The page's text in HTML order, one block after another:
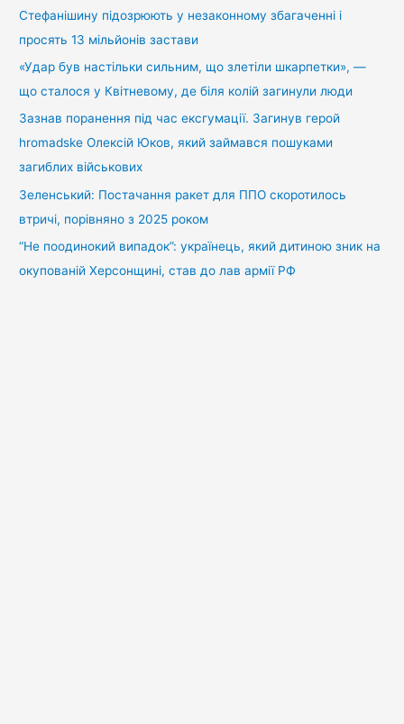
:Стефанішину підозрюють у незаконному збагаченні і
просять 13 мільйонів застави
«Удар був настільки сильним, що злетіли шкарпетки», —
що сталося у Квітневому, де біля колій загинули люди
Зазнав поранення під час ексгумації. Загинув герой
hromadske Олексій Юков, який займався пошуками
загиблих військових
Зеленський: Постачання ракет для ППО скоротилось
втричі, порівняно з 2025 роком
“Не поодинокий випадок”: українець, який дитиною зник на
окупованій Херсонщині, став до лав армії РФ